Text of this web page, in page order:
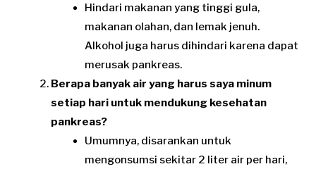
Hindari makanan yang tinggi gula,
makanan olahan, dan lemak jenuh.
Alkohol juga harus dihindari karena dapat
merusak pankreas.
Berapa banyak air yang harus saya minum
setiap hari untuk mendukung kesehatan
pankreas?
Umumnya, disarankan untuk
mengonsumsi sekitar 2 liter air per hari,